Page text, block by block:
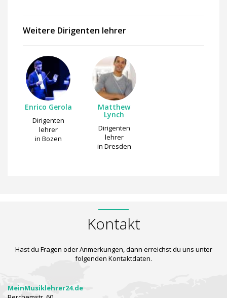
Weitere Dirigenten lehrer
Enrico Gerola
Dirigenten
lehrer
in Bozen
Matthew
Lynch
Dirigenten
lehrer
in Dresden
Kontakt
Hast du Fragen oder Anmerkungen, dann erreichst du uns unter
folgenden Kontaktdaten.
MeinMusiklehrer24.de